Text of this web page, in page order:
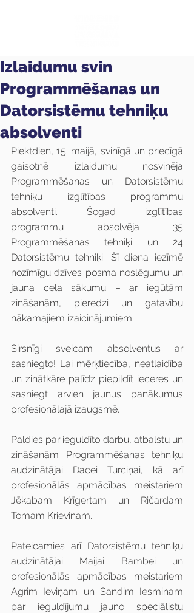
Izlaidumu svin
Programmēšanas un
Datorsistēmu tehniķu
absolventi
Piektdien, 15. maijā, svinīgā un priecīgā
gaisotnē izlaidumu nosvinēja
Programmēšanas un Datorsistēmu
tehniķu izglītības programmu
absolventi. Šogad izglītības
programmu absolvēja 35
Programmēšanas tehniķi un 24
Datorsistēmu tehniķi. Šī diena iezīmē
nozīmīgu dzīves posma noslēgumu un
jauna ceļa sākumu – ar iegūtām
zināšanām, pieredzi un gatavību
nākamajiem izaicinājumiem.
Sirsnīgi sveicam absolventus ar
sasniegto! Lai mērķtiecība, neatlaidība
un zinātkāre palīdz piepildīt ieceres un
sasniegt arvien jaunus panākumus
profesionālajā izaugsmē.
Paldies par ieguldīto darbu, atbalstu un
zināšanām Programmēšanas tehniķu
audzinātājai Dacei Turciņai, kā arī
profesionālās apmācības meistariem
Jēkabam Krīgertam un Ričardam
Tomam Krieviņam.
Pateicamies arī Datorsistēmu tehniķu
audzinātājai Maijai Bambei un
profesionālās apmācības meistariem
Agrim Ieviņam un Sandim Iesmiņam
par ieguldījumu jauno speciālistu